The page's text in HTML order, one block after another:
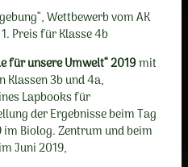
Wettbewerb vom AK
Preis für Klasse 4b
für unsere Umwelt“ 2019mit
Klassen 3b und 4a,
Lapbooks für
der Ergebnisse beim Tag
Biolog. Zentrum und beim
Juni 2019,